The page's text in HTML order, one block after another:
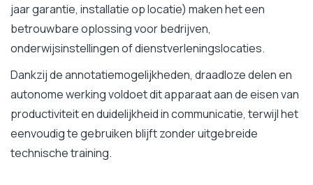
jaar garantie, installatie op locatie) maken het een
betrouwbare oplossing voor bedrijven,
onderwijsinstellingen of dienstverleningslocaties.
Dankzij de annotatiemogelijkheden, draadloze delen en
autonome werking voldoet dit apparaat aan de eisen van
productiviteit en duidelijkheid in communicatie, terwijl het
eenvoudig te gebruiken blijft zonder uitgebreide
technische training.